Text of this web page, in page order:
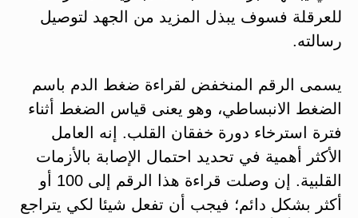
للعرقلة فسوف يبذل المزيد من الجهد لتوصيل
رسالته.
يسمى الرقم المنخفض لقراءة ضغط الدم باسم
الضغط الانبساطي، وهو یعنی قياس الضغط أثناء
فترة استرخاء دورة خفقان القلب. إنه العامل
الأكثر أهمية في تحديد احتمال الإصابة بالأزمات
القلبية. إن وصلت قراءة هذا الرقم إلى 100 أو
أكثر بشكل دائم؛ فيجب أن تفعل شيئا لكي يتراجع